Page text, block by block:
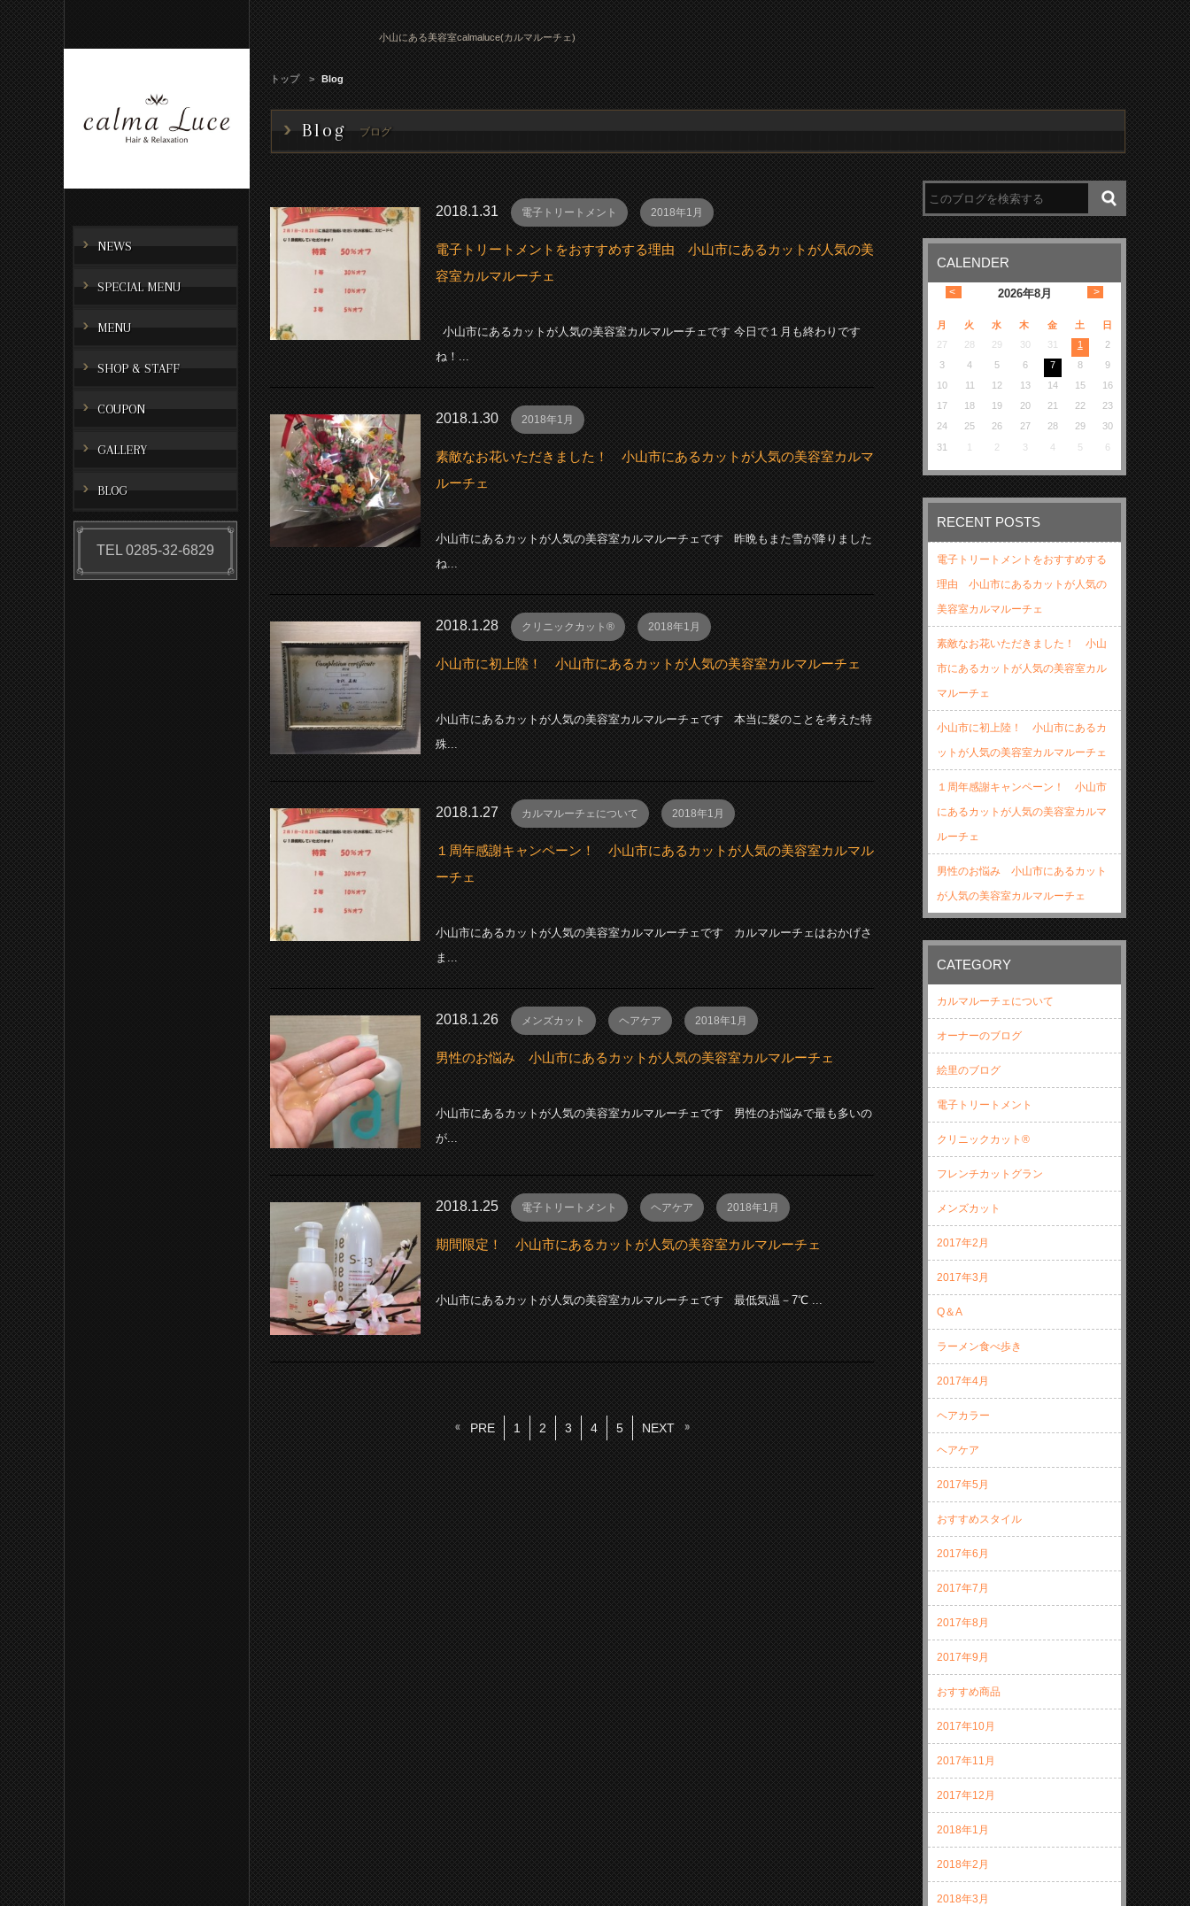
NEWS
SPECIAL MENU
MENU
SHOP & STAFF
COUPON
GALLERY
BLOG
TEL 0285-32-6829
小山にある美容室calmaluce(カルマルーチェ)
トップ Blog
Blog ブログ
2018.1.31 電子トリートメント 2018年1月
電子トリートメントをおすすめする理由 小山市にあるカットが人気の美
容室カルマルーチェ
小山市にあるカットが人気の美容室カルマルーチェです 今日で１月も終わりです
ね！...
2018.1.30 2018年1月
素敵なお花いただきました！ 小山市にあるカットが人気の美容室カルマ
ルーチェ
小山市にあるカットが人気の美容室カルマルーチェです 昨晩もまた雪が降りました
ね...
2018.1.28 クリニックカット® 2018年1月
小山市に初上陸！ 小山市にあるカットが人気の美容室カルマルーチェ
小山市にあるカットが人気の美容室カルマルーチェです 本当に髪のことを考えた特
殊...
2018.1.27 カルマルーチェについて 2018年1月
１周年感謝キャンペーン！ 小山市にあるカットが人気の美容室カルマル
ーチェ
小山市にあるカットが人気の美容室カルマルーチェです カルマルーチェはおかげさ
ま...
2018.1.26 メンズカット ヘアケア 2018年1月
男性のお悩み 小山市にあるカットが人気の美容室カルマルーチェ
小山市にあるカットが人気の美容室カルマルーチェです 男性のお悩みで最も多いの
が...
2018.1.25 電子トリートメント ヘアケア 2018年1月
期間限定！ 小山市にあるカットが人気の美容室カルマルーチェ
小山市にあるカットが人気の美容室カルマルーチェです 最低気温－7℃ ...
PRE 1 2 3 4 5 NEXT
CALENDER
2026年8月
< >
月 火 水 木 金 土
日
27
28 29 30 31 1
2
3
4 5 6 7 8
9
10
11 12 13 14 15
16
17
18 19 20 21 22
23
24
25 26 27 28 29
30
31
1 2 3 4 5 6
RECENT POSTS
電子トリートメントをおすすめする
理由 小山市にあるカットが人気の
美容室カルマルーチェ
素敵なお花いただきました！ 小山
市にあるカットが人気の美容室カル
マルーチェ
小山市に初上陸！ 小山市にあるカ
ットが人気の美容室カルマルーチェ
１周年感謝キャンペーン！ 小山市
にあるカットが人気の美容室カルマ
ルーチェ
男性のお悩み 小山市にあるカット
が人気の美容室カルマルーチェ
CATEGORY
カルマルーチェについて
オーナーのブログ
絵里のブログ
電子トリートメント
クリニックカット®
フレンチカットグラン
メンズカット
2017年2月
2017年3月
Q＆A
ラーメン食べ歩き
2017年4月
ヘアカラー
ヘアケア
2017年5月
おすすめスタイル
2017年6月
2017年7月
2017年8月
2017年9月
おすすめ商品
2017年10月
2017年11月
2017年12月
2018年1月
2018年2月
2018年3月